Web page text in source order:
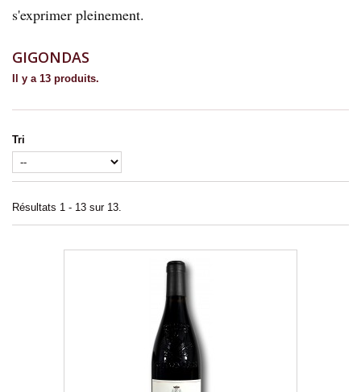
s'exprimer pleinement.
GIGONDAS
Il y a 13 produits.
Tri
Résultats 1 - 13 sur 13.